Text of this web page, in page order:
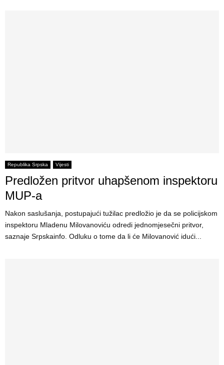
Republika Srpska Vijesti
Predložen pritvor uhapšenom inspektoru
MUP-a
Nakon saslušanja, postupajući tužilac predložio je da se policijskom
inspektoru Mladenu Milovanoviću odredi jednomjesečni pritvor,
saznaje Srpskainfo. Odluku o tome da li će Milovanović idući...